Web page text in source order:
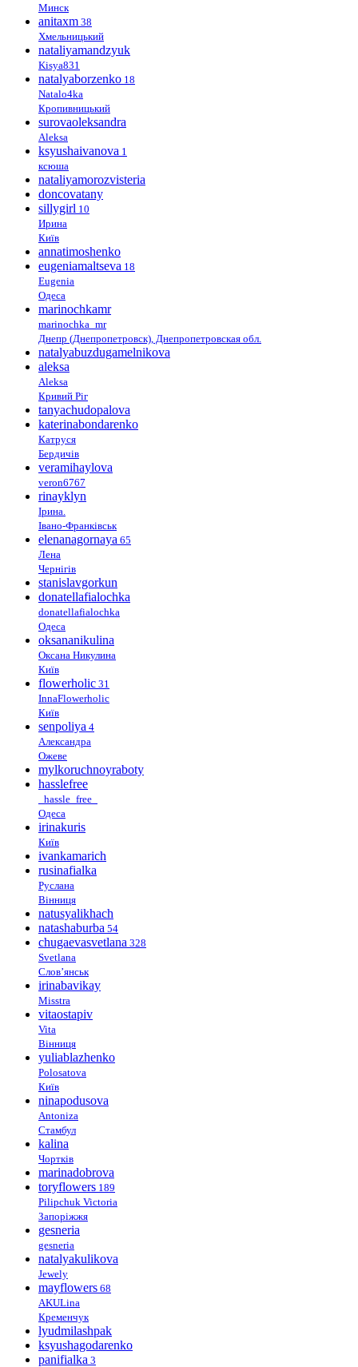
Минск
anitaxm 38
Хмельницький
nataliyamandzyuk
Kisya831
natalyaborzenko 18
Natalo4ka
Кропивницький
surovaoleksandra
Aleksa
ksyushaivanova 1
ксюша
nataliyamorozvisteria
doncovatany
sillygirl 10
Ирина
Київ
annatimoshenko
eugeniamaltseva 18
Eugenia
Одеса
marinochkamr
marinochka_mr
Днепр (Днепропетровск), Днепропетровская обл.
natalyabuzdugamelnikova
aleksa
Aleksa
Кривий Ріг
tanyachudopalova
katerinabondarenko
Катруся
Бердичів
veramihaylova
veron6767
rinayklyn
Ірина.
Івано-Франківськ
elenanagornaya 65
Лена
Чернігів
stanislavgorkun
donatellafialochka
donatellafialochka
Одеса
oksananikulina
Оксана Никулина
Київ
flowerholic 31
InnaFlowerholic
Київ
senpoliya 4
Александра
Ожеве
mylkoruchnoyraboty
hasslefree
_hassle_free_
Одеса
irinakuris
Київ
ivankamarich
rusinafialka
Руслана
Вінниця
natusyalikhach
natashaburba 54
chugaevasvetlana 328
Svetlana
Слов’янськ
irinabavikay
Misstra
vitaostapiv
Vita
Вінниця
yuliablazhenko
Polosatova
Київ
ninapodusova
Antoniza
Стамбул
kalina
Чортків
marinadobrova
toryflowers 189
Pilipchuk Victoria
Запоріжжя
gesneria
gesneria
natalyakulikova
Jewely
mayflowers 68
AKULina
Кременчук
lyudmilashpak
ksyushagodarenko
panifialka 3